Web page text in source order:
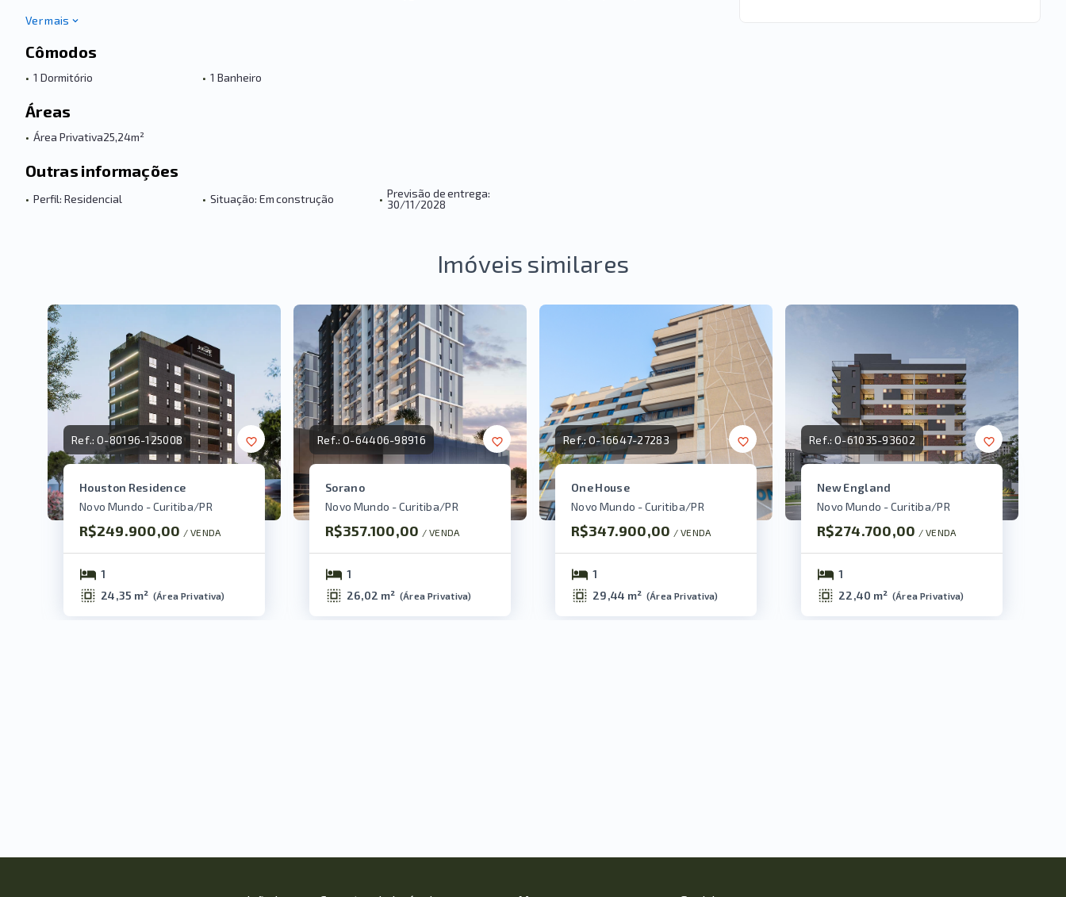
Ver mais
Cômodos
• 1 Dormitório • 1 Banheiro
Áreas
• Área Privativa25,24m²
Outras informações
• Perfil: Residencial • Situação: Em construção • Previsão de entrega:
30/11/2028
Imóveis similares
Ref.:O-80196-125008
Houston Residence
Novo Mundo - Curitiba/PR
R$249.900,00 / VENDA
1
24,35 m² (Área Privativa)
Ref.:O-64406-98916
Sorano
Novo Mundo - Curitiba/PR
R$357.100,00 / VENDA
1
26,02 m² (Área Privativa)
Ref.:O-16647-27283
One House
Novo Mundo - Curitiba/PR
R$347.900,00 / VENDA
1
29,44 m² (Área Privativa)
Ref.:O-61035-93602
New England
Novo Mundo - Curitiba/PR
R$274.700,00 / VENDA
1
22,40 m² (Área Privativa)